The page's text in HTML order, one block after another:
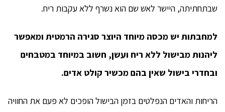
שבתחתיתה, היישר לאש שם הוא נשרף ללא עקבות ריח.
למחבתות יש מכסה מיוחד היוצר סגירה הרמטית ומאפשר
ליהנות מבישול ללא ריח ועשן, חשוב במיוחד במטבחים
ובחדרי בישול שאין בהם מכשיר קולט אדים.
הריחות והאדים הנפלטים בזמן הבישול הופכים לא פעם את החוויה